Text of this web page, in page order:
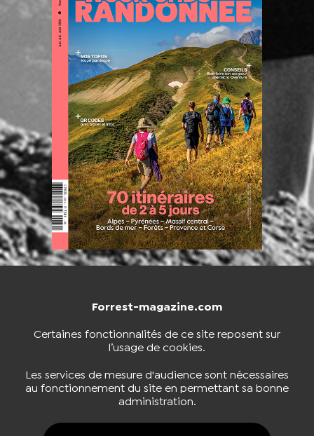
Forrest-magazine.com
Certaines fonctionnalités de ce site reposent sur
l’usage de cookies.
Les services de mesure d'audience sont nécessaires
au fonctionnement du site en permettant sa bonne
administration.
NOUS CONTACTER BOUTIQUE